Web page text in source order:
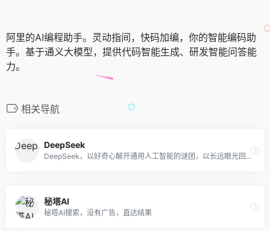
阿里的AI编程助手。灵动指间，快码加编，你的智能编码助
手。基于通义大模型，提供代码智能生成、研发智能问答能
力。
相关导航
DeepSeek
DeepSeek，以好奇心解开通用人工智能的谜团，以长远眼光回答关键问题。
秘塔AI
秘塔AI搜索，没有广告，直达结果